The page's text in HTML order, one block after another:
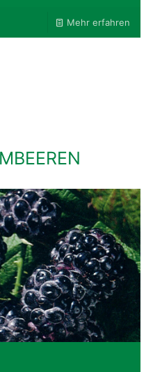
Mehr erfahren